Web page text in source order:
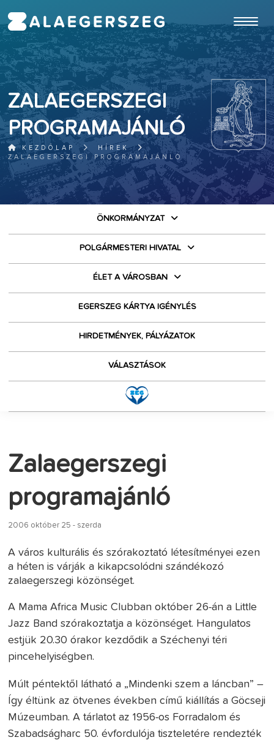
ZALAEGERSZEGI
PROGRAMAJÁNLÓ
KEZDŐLAP
HÍREK
ZALAEGERSZEGI PROGRAMAJÁNLÓ
ÖNKORMÁNYZAT
POLGÁRMESTERI HIVATAL
ÉLET A VÁROSBAN
EGERSZEG KÁRTYA IGÉNYLÉS
HIRDETMÉNYEK, PÁLYÁZATOK
VÁLASZTÁSOK
Zalaegerszegi
programajánló
2006 október 25 - szerda
A város kulturális és szórakoztató létesítményei ezen
a héten is várják a kikapcsolódni szándékozó
zalaegerszegi közönséget.
A Mama Africa Music Clubban október 26-án a Little
Jazz Band szórakoztatja a közönséget. Hangulatos
estjük 20.30 órakor kezdődik a Széchenyi téri
pincehelyiségben.
Múlt péntektől látható a „Mindenki szem a láncban” –
Így éltünk az ötvenes években című kiállítás a Göcseji
Múzeumban. A tárlatot az 1956-os Forradalom és
Szabadságharc 50. évfordulója tiszteletére rendezték